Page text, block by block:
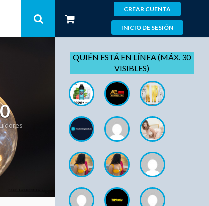
CREAR CUENTA
INICIO DE SESIÓN
0
QUIÉN ESTÁ EN LÍNEA (MÁX. 30
VISIBLES)